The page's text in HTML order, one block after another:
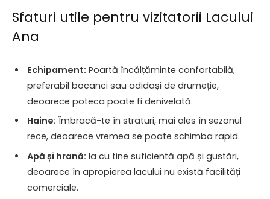
Sfaturi utile pentru vizitatorii Lacului
Ana
Echipament: Poartă încălțăminte confortabilă,
preferabil bocanci sau adidași de drumeție,
deoarece poteca poate fi denivelată.
Haine: Îmbracă-te în straturi, mai ales în sezonul
rece, deoarece vremea se poate schimba rapid.
Apă și hrană: Ia cu tine suficientă apă și gustări,
deoarece în apropierea lacului nu există facilități
comerciale.